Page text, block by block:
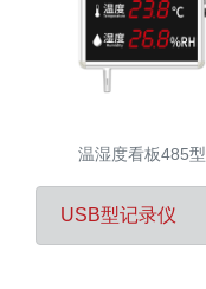
温湿度看板485型
USB型记录仪